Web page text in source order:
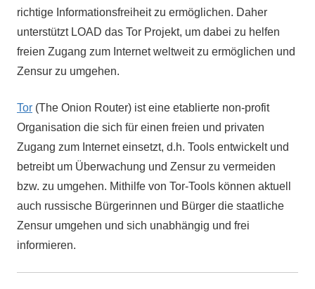
richtige Informationsfreiheit zu ermöglichen. Daher
unterstützt LOAD das Tor Projekt, um dabei zu helfen
freien Zugang zum Internet weltweit zu ermöglichen und
Zensur zu umgehen.
Tor (The Onion Router) ist eine etablierte non-profit
Organisation die sich für einen freien und privaten
Zugang zum Internet einsetzt, d.h. Tools entwickelt und
betreibt um Überwachung und Zensur zu vermeiden
bzw. zu umgehen. Mithilfe von Tor-Tools können aktuell
auch russische Bürgerinnen und Bürger die staatliche
Zensur umgehen und sich unabhängig und frei
informieren.